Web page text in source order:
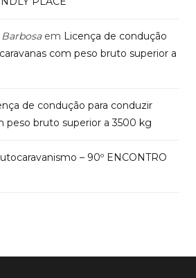
em Licença de condução
com peso bruto superior a
de condução para conduzir
peso bruto superior a 3500 kg
– 90º ENCONTRO